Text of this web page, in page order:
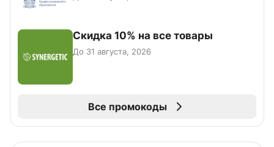
Скидка 10% на все товары
До 31 августа, 2026
Все промокоды